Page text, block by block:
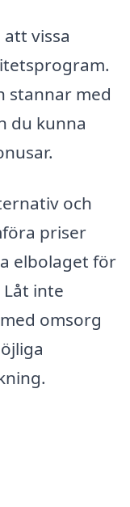
vissa
stannar med
du kunna
och
priser
elbolaget för
inte
omsorg